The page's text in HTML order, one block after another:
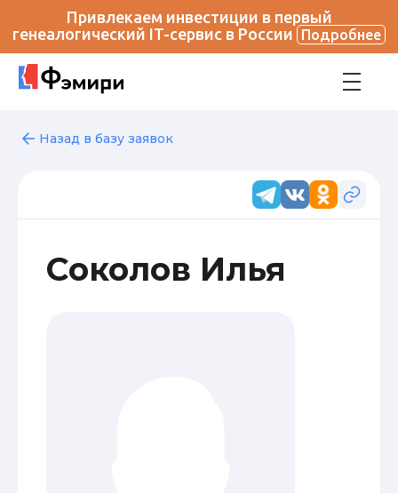
Привлекаем инвестиции в первый
генеалогический IT-сервис в России
Подробнее
Назад в базу заявок
Соколов Илья